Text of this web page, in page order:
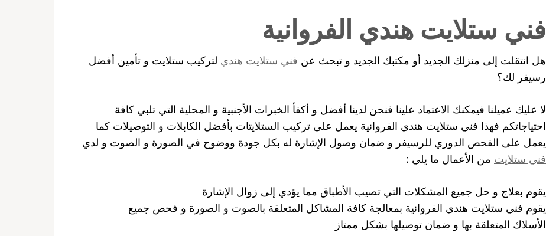
فني ستلايت هندي الفروانية
هل انتقلت إلى منزلك الجديد أو مكتبك الجديد و تبحث عن فني ستلايت هندي لتركيب ستلايت و تأمين أفضل
رسيفر لك؟
لا عليك عميلنا فيمكنك الاعتماد علينا فنحن لدينا أفضل و أكفأ الخبرات الأجنبية و المحلية التي تلبي كافة
احتياجاتكم فهذا فني ستلايت هندي الفروانية يعمل على تركيب الستلايتات بأفضل الكابلات و التوصيلات كما
يعمل على الفحص الدوري للرسيفر و ضمان وصول الإشارة له بكل جودة ووضوح في الصورة و الصوت و لدي
فني ستلايت من الأعمال ما يلي :
يقوم بعلاج و حل جميع المشكلات التي تصيب الأطباق مما يؤدي إلى زوال الإشارة
يقوم فني ستلايت هندي الفروانية بمعالجة كافة المشاكل المتعلقة بالصوت و الصورة و فحص جميع
الأسلاك المتعلقة بها و ضمان توصيلها بشكل ممتاز